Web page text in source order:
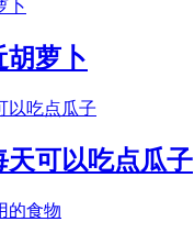
胡萝卜
天可以吃点瓜子